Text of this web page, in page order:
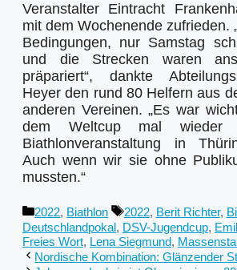
Veranstalter Eintracht
mit dem Wochenende zufrieden.
Bedingungen, nur Samstag
und die Strecken waren
präpariert“, dankte
Heyer den rund 80 Helfern aus
anderen Vereinen. „Es war
dem Weltcup mal wieder
Biathlonveranstaltung in
Auch wenn wir sie ohne
mussten.“
Kategorien
2022, Biathlon Schlagwörter
2022, Berit Richter,
Deutschlandpokal, DSV-Jugendcup,
Freies Wort, Lena Siegmund,
Nordische Kombination: Glänzender